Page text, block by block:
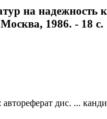
на надежность
1986. - 18 с.
дис. ...